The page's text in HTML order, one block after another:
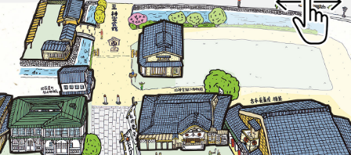
八 月
7
金 曜 日
立秋
立秋